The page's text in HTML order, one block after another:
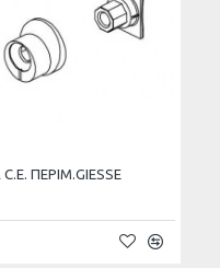
ΠΕΡΙΜ.GIESSE